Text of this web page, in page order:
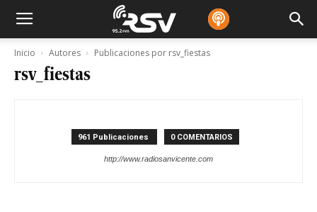
Inicio Autores Publicaciones por rsv_fiestas
rsv_fiestas
961 Publicaciones 0 COMENTARIOS
http://www.radiosanvicente.com